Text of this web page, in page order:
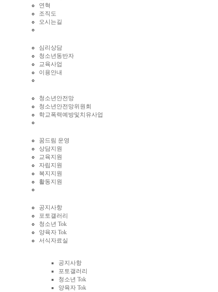
연혁
조직도
오시는길
심리상담
청소년동반자
교육사업
이용안내
청소년안전망
청소년안전망위원회
학교폭력예방및치유사업
꿈드림 운영
상담지원
교육지원
자립지원
복지지원
활동지원
공지사항
포토갤러리
청소년 Tok
양육자 Tok
서식자료실
공지사항
포토갤러리
청소년 Tok
양육자 Tok